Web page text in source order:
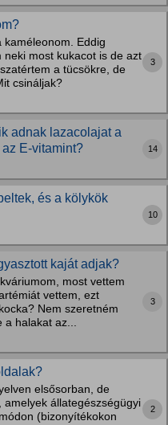
kaméleonom. Eddig
most kukacot is de azt
a tücsökre, de
csináljak?
3
adnak lazacolajat a
E-vitamint?
14
és a kölykök
10
kaját adjak?
most vettem
vettem, ezt
Nem szeretném
a halakat az...
3
elsősorban, de
állategészségügyi
(bizonyítékokon
2